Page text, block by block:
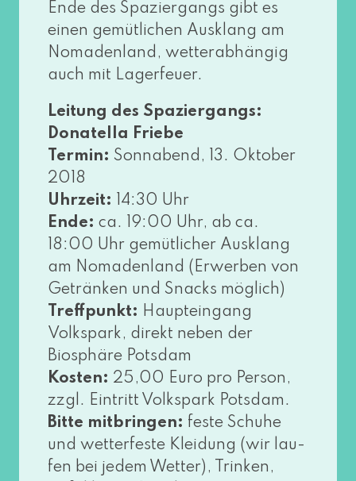
Ende des Spaziergangs gibt es
einen gemüt­li­chen Ausklang am
Nomadenland, wet­ter­ab­hän­gig
auch mit Lagerfeuer.
Leitung des Spaziergangs:
Donatella Friebe
Termin: Sonnabend, 13. Oktober
2018
Uhrzeit: 14:30 Uhr
Ende: ca. 19:00 Uhr, ab ca.
18:00 Uhr gemüt­li­cher Ausklang
am Nomadenland (Erwerben von
Getränken und Snacks mög­lich)
Treffpunkt: Haupteingang
Volkspark, direkt neben der
Biosphäre Potsdam
Kosten: 25,00 Euro pro Person,
zzgl. Eintritt Volkspark Potsdam.
Bitte mit­brin­gen: fes­te Schuhe
und wet­ter­fes­te Kleidung (wir lau­
fen bei jedem Wetter), Trinken,